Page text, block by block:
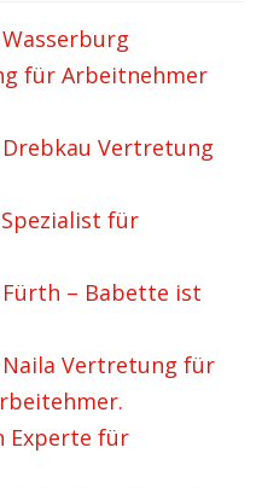
für Arbeitnehmer
Vertretung
für
– Babette ist
Vertretung für
Experte für